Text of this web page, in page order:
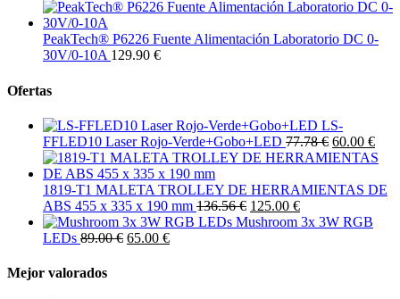
PeakTech® P6226 Fuente Alimentación Laboratorio DC 0-
30V/0-10A 129.90 €
Ofertas
LS-
FFLED10 Laser Rojo-Verde+Gobo+LED 77.78 € 60.00 €
1819-T1 MALETA TROLLEY DE HERRAMIENTAS DE
ABS 455 x 335 x 190 mm 136.56 € 125.00 €
Mushroom 3x 3W RGB
LEDs 89.00 € 65.00 €
Mejor valorados